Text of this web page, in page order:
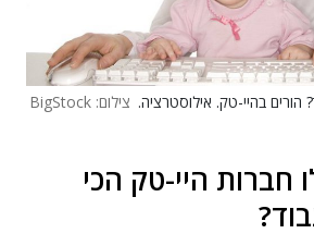
הורים בהיי-טק. אילוסטרציה. צילום: BigStock
חברות היי-טק הכי